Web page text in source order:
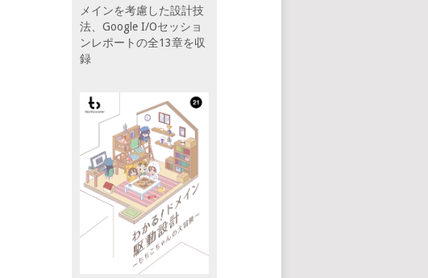
メインを考慮した設計技
法、Google I/Oセッショ
ンレポートの全13章を収
録